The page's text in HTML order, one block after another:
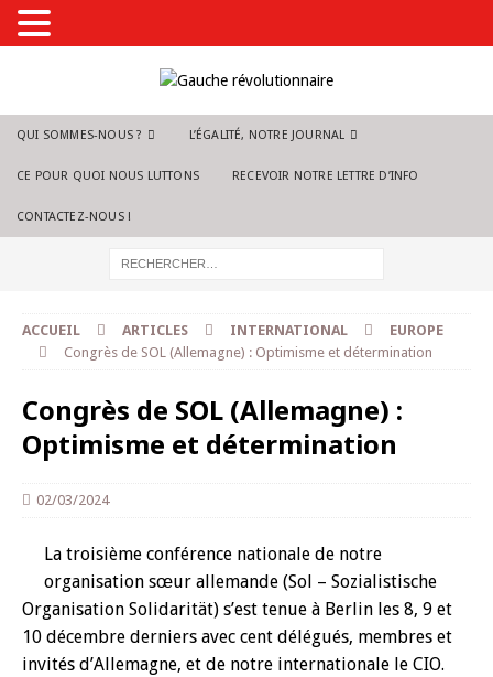
QUI SOMMES-NOUS ? L’ÉGALITÉ, NOTRE JOURNAL
CE POUR QUOI NOUS LUTTONS RECEVOIR NOTRE LETTRE D’INFO
CONTACTEZ-NOUS !
ACCUEIL ARTICLES INTERNATIONAL
EUROPE
Congrès de SOL (Allemagne) : Optimisme et détermination
Congrès de SOL (Allemagne) :
Optimisme et détermination
02/03/2024
La troisième conférence nationale de notre
organisation sœur allemande (Sol – Sozialistische
Organisation Solidarität) s’est tenue à Berlin les 8, 9 et
10 décembre derniers avec cent délégués, membres et
invités d’Allemagne, et de notre internationale le CIO.